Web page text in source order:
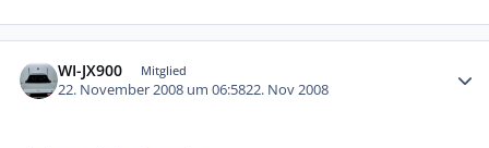
WI-JX900 Mitglied
22. November 2008 um 06:5822. Nov 2008